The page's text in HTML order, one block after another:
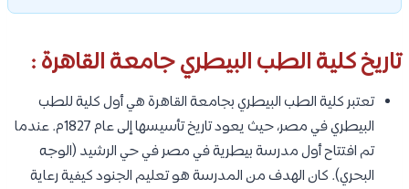
تاريخ كلية الطب البيطري جامعة القاهرة :
تعتبر كلية الطب البيطري بجامعة القاهرة هي أول كلية للطب
البيطري في مصر، حيث يعود تاريخ تأسيسها إلى عام 1827م. عندما
تم افتتاح أول مدرسة بيطرية في مصر في حي الرشيد (الوجه
البحري). كان الهدف من المدرسة هو تعليم الجنود كيفية رعاية